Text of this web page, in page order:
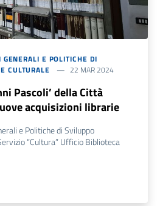
E POLITICHE DI
CULTURALE
22 MAR 2024
Pascoli’ della Città
acquisizioni librarie
e Politiche di Sviluppo
“Cultura” Ufficio Biblioteca